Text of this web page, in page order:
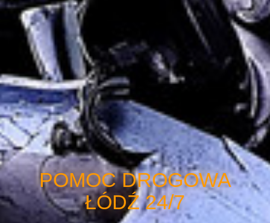
POMOC DROGOWA
ŁÓDŹ 24/7